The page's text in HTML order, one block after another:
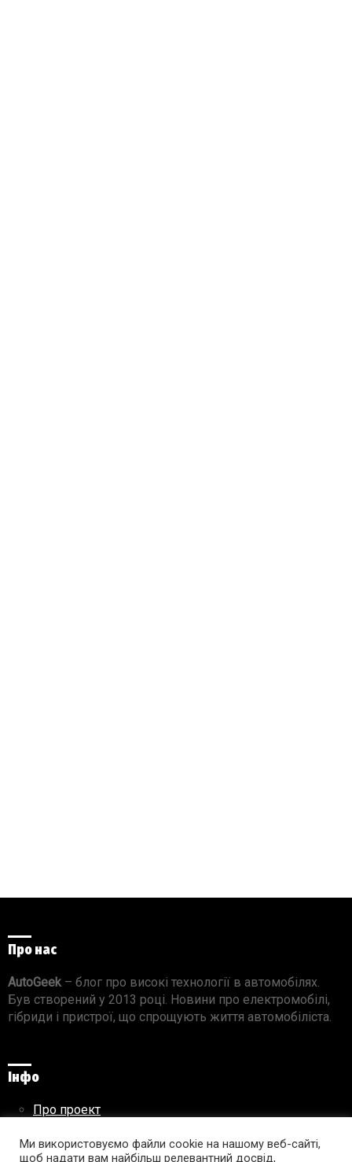
Про нас
AutoGeek – блог про високі технології в автомобілях.
Був створений у 2013 році. Новини про електромобілі,
гібриди і пристрої, що спрощують життя автомобіліста.
Інфо
Про проект
Правила використання матеріалів
Ми використовуємо файли cookie на нашому веб-сайті,
щоб надати вам найбільш релевантний досвід,